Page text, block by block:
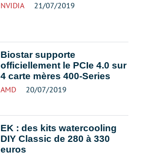
NVIDIA 21/07/2019
Biostar supporte
officiellement le PCIe 4.0 sur
4 carte mères 400-Series
AMD 20/07/2019
EK : des kits watercooling
DIY Classic de 280 à 330
euros